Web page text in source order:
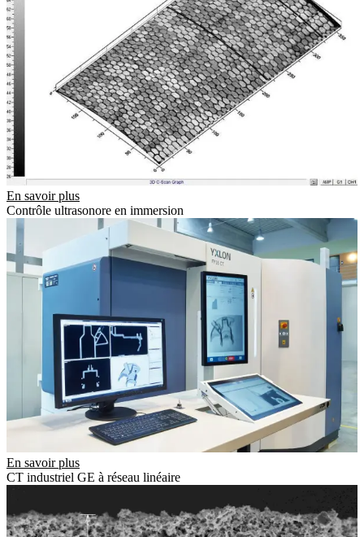
En savoir plus
Contrôle ultrasonore en immersion
En savoir plus
CT industriel GE à réseau linéaire